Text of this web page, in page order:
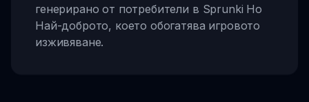
генерирано от потребители в Sprunki Но
Най-доброто, което обогатява игровото
изживяване.